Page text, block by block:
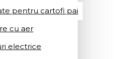
pentru cartofi pai
cu aer
electrice